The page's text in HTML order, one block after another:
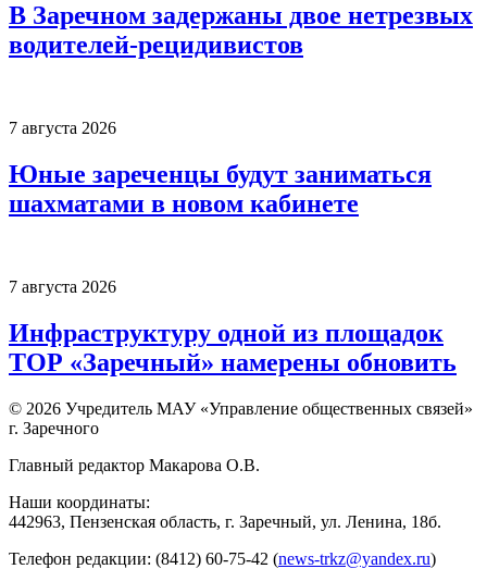
В Заречном задержаны двое нетрезвых
водителей-рецидивистов
7 августа 2026
Юные зареченцы будут заниматься
шахматами в новом кабинете
7 августа 2026
Инфраструктуру одной из площадок
ТОР «Заречный» намерены обновить
© 2026 Учредитель МАУ «Управление общественных связей»
г. Заречного
Главный редактор Макарова О.В.
Наши координаты:
442963, Пензенская область, г. Заречный, ул. Ленина, 18б.
Телефон редакции: (8412) 60-75-42 (news-trkz@yandex.ru)